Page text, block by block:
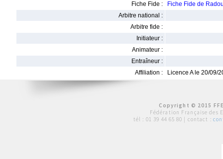
Fiche Fide :
Fiche Fide de
Arbitre national :
Arbitre fide :
Initiateur :
Animateur :
Entraîneur :
Affiliation :
Licence A le 20/09/
Copyright © 2015
Fédération Française des
tél : 01 39 44 65 80 | contact :